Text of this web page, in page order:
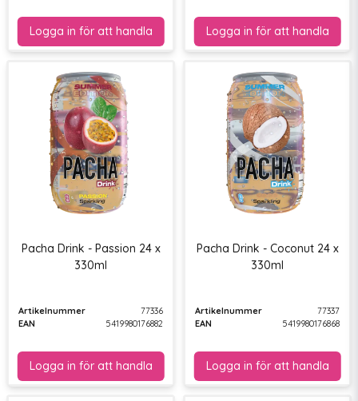
Pacha Drink - Passion 24 x
330ml
Artikelnummer
77336
EAN
5419980176882
Pacha Drink - Coconut 24 x
330ml
Artikelnummer
77337
EAN
5419980176868